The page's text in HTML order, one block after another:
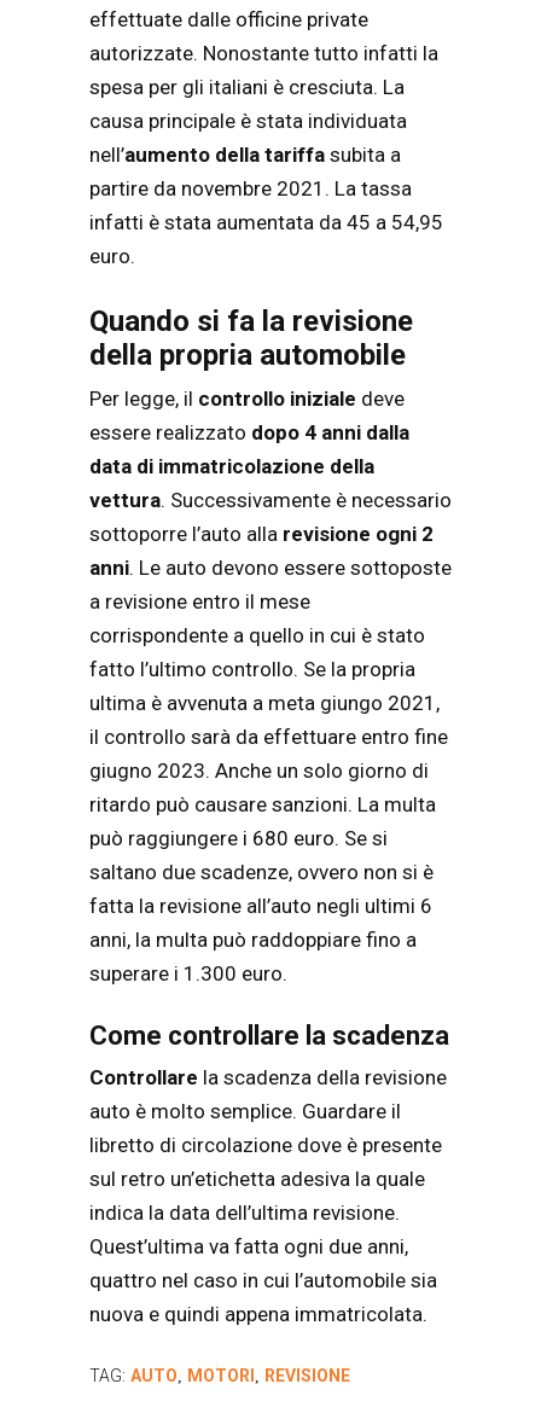
effettuate dalle officine private
autorizzate. Nonostante tutto infatti la
spesa per gli italiani è cresciuta. La
causa principale è stata individuata
nell’aumento della tariffa subita a
partire da novembre 2021. La tassa
infatti è stata aumentata da 45 a 54,95
euro.
Quando si fa la revisione
della propria automobile
Per legge, il controllo iniziale deve
essere realizzato dopo 4 anni dalla
data di immatricolazione della
vettura. Successivamente è necessario
sottoporre l’auto alla revisione ogni 2
anni. Le auto devono essere sottoposte
a revisione entro il mese
corrispondente a quello in cui è stato
fatto l’ultimo controllo. Se la propria
ultima è avvenuta a meta giungo 2021,
il controllo sarà da effettuare entro fine
giugno 2023. Anche un solo giorno di
ritardo può causare sanzioni. La multa
può raggiungere i 680 euro. Se si
saltano due scadenze, ovvero non si è
fatta la revisione all’auto negli ultimi 6
anni, la multa può raddoppiare fino a
superare i 1.300 euro.
Come controllare la scadenza
Controllare la scadenza della revisione
auto è molto semplice. Guardare il
libretto di circolazione dove è presente
sul retro un’etichetta adesiva la quale
indica la data dell’ultima revisione.
Quest’ultima va fatta ogni due anni,
quattro nel caso in cui l’automobile sia
nuova e quindi appena immatricolata.
TAG: AUTO MOTORI REVISIONE